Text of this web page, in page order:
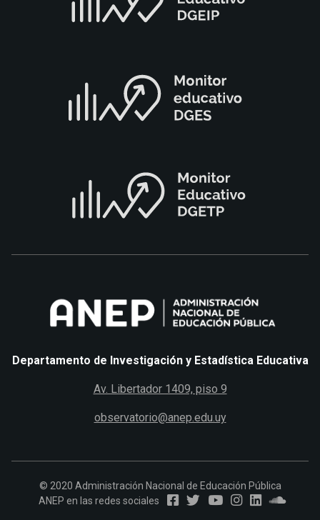
Departamento de Investigación y Estadística Educativa
Av. Libertador 1409, piso 9
observatorio@anep.edu.uy
© 2020 Administración Nacional de Educación Pública
ANEP en las redes sociales